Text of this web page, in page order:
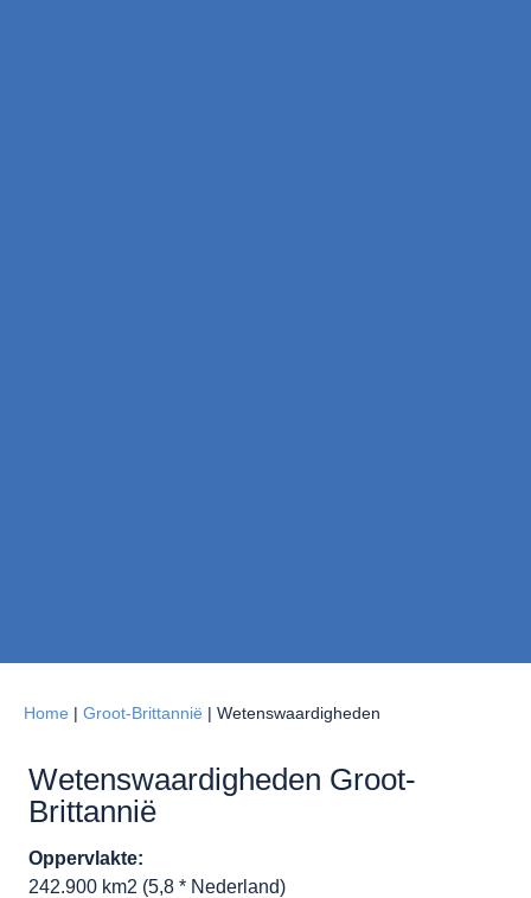
Home | Groot-Brittannië | Wetenswaardigheden
Wetenswaardigheden Groot-
Brittannië
Oppervlakte:
242.900 km2 (5,8 * Nederland)